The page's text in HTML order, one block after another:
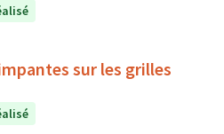
sur les grilles